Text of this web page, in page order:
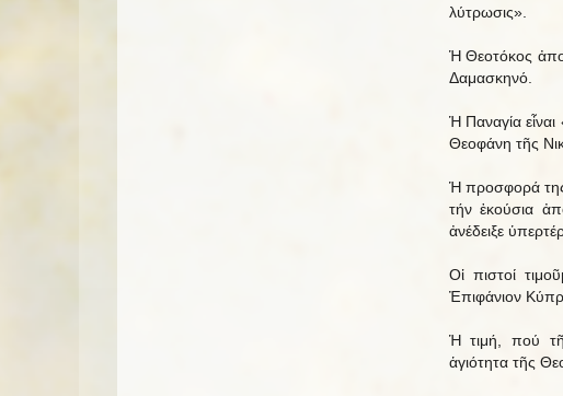
λύτρωσις».
Ἡ Θεοτόκος
Δαμασκηνό.
Ἡ Παναγία
Θεοφάνη τῆς
Ἡ προσφορά της
τήν ἑκούσια
ἀνέδειξε
Οἱ πιστοί
Ἐπιφάνιον
Ἡ τιμή, πού
ἁγιότητα τῆς